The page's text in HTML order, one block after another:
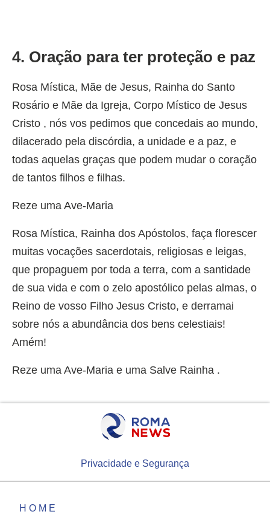
4. Oração para ter proteção e paz
Rosa Mística, Mãe de Jesus, Rainha do Santo
Rosário e Mãe da Igreja, Corpo Místico de Jesus
Cristo , nós vos pedimos que concedais ao mundo,
dilacerado pela discórdia, a unidade e a paz, e
todas aquelas graças que podem mudar o coração
de tantos filhos e filhas.
Reze uma Ave-Maria
Rosa Mística, Rainha dos Apóstolos, faça florescer
muitas vocações sacerdotais, religiosas e leigas,
que propaguem por toda a terra, com a santidade
de sua vida e com o zelo apostólico pelas almas, o
Reino de vosso Filho Jesus Cristo, e derramai
sobre nós a abundância dos bens celestiais!
Amém!
Reze uma Ave-Maria e uma Salve Rainha .
Privacidade e Segurança
HOME